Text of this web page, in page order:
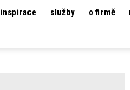
inspirace služby o firmě